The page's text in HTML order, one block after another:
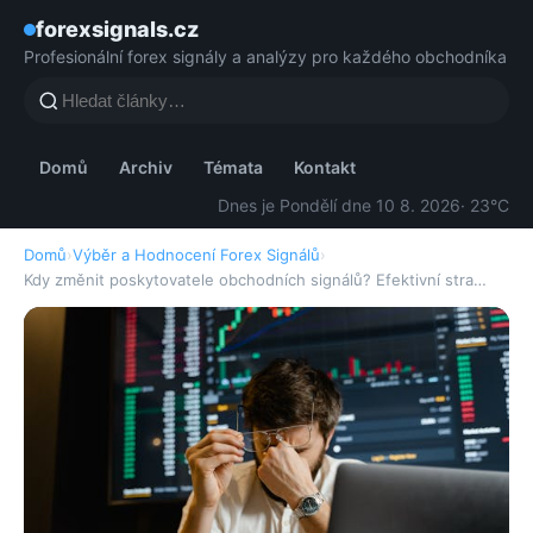
forexsignals.cz
Profesionální forex signály a analýzy pro každého obchodníka
Domů Archiv Témata
Kontakt
Dnes je Pondělí dne 10 8. 2026· 23°C
Domů›Výběr a Hodnocení Forex Signálů›
Kdy změnit poskytovatele obchodních signálů? Efektivní stra…